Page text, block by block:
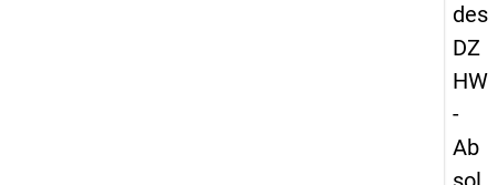
des
DZ
HW
-
Ab